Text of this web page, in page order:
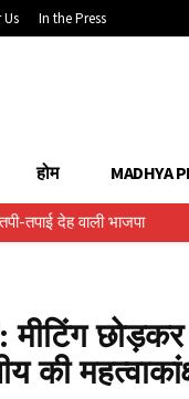
Us In the Press
होम MADHYA
तपाई देह वाली भाजपा
मीटिंग
की